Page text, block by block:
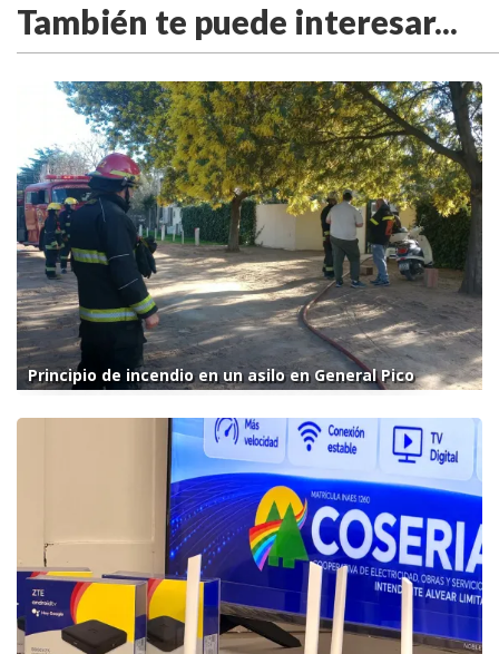
También te puede interesar...
Principio de incendio en un asilo en General Pico